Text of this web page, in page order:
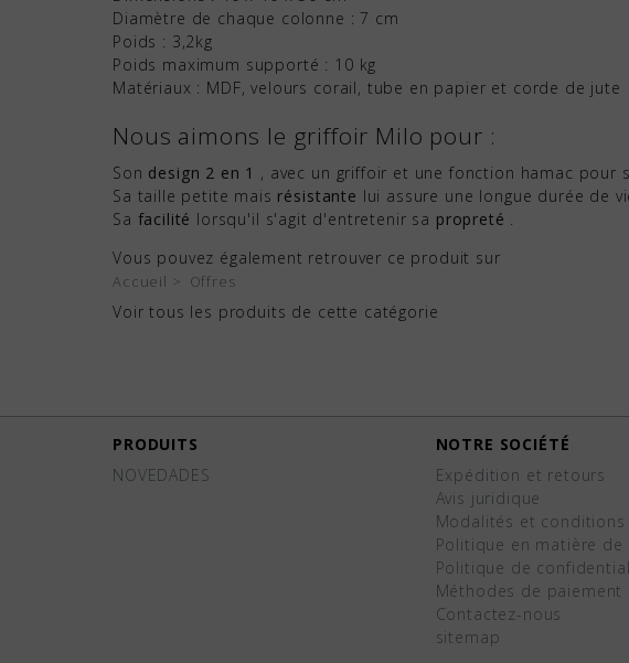
Diamètre de chaque colonne : 7 cm
Poids : 3,2kg
Poids maximum supporté : 10 kg
Matériaux : MDF, velours corail, tube en papier et corde de jute
Nous aimons le griffoir Milo pour :
Son design 2 en 1 , avec un griffoir et une fonction hamac pour
Sa taille petite mais résistante lui assure une longue durée de
Sa facilité lorsqu'il s'agit d'entretenir sa propreté .
Vous pouvez également retrouver ce produit sur
Accueil Offres
Voir tous les produits de cette catégorie
PRODUITS
NOVEDADES
NOTRE SOCIÉTÉ
Expédition et retours
Avis juridique
Modalités et conditions
Politique en matière de
Politique de
Méthodes de paiement
Contactez-nous
sitemap